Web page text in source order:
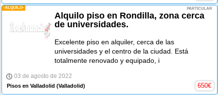
-ALQUILO- PARTICULAR
Alquilo piso en Rondilla, zona cerca
de universidades.
Excelente piso en alquiler, cerca de las
universidades y el centro de la ciudad. Está
totalmente renovado y equipado, i
03 de agosto de 2022
Pisos en Valladolid (Valladolid) 650€